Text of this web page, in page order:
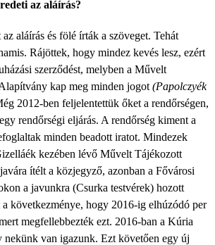
az aláírás?
aláírás és fölé írták a szöveget. Tehát
Rájöttek, hogy mindez kevés lesz, ezért
szerződést, melyben a Művelt
kap meg minden jogot (Papolczyék
2012-ben feljelentettük őket a rendőrségen,
rendőrségi eljárás. A rendőrség kiment a
minden beadott iratot. Mindezek
kezében lévő Művelt Tájékozott
ítélt a közjegyző, azonban a Fővárosi
a javunkra (Csurka testvérek) hozott
következménye, hogy 2016-ig elhúzódó per
megfellebbezték ezt. 2016-ban a Kúria
van igazunk. Ezt követően egy új